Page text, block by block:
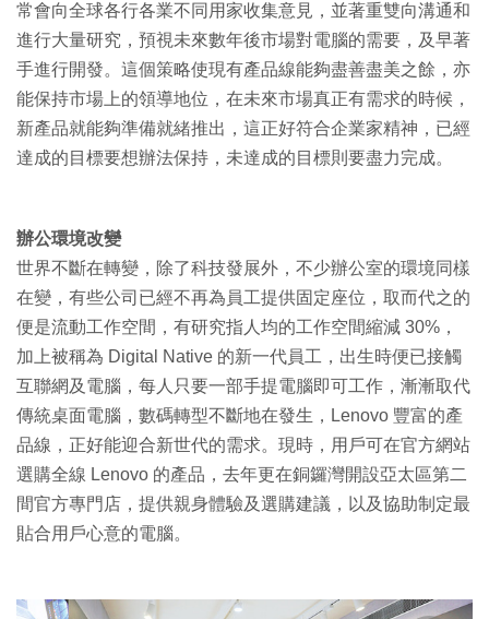
常會向全球各行各業不同用家收集意見，並著重雙向溝通和
進行大量研究，預視未來數年後市場對電腦的需要，及早著
手進行開發。這個策略使現有產品線能夠盡善盡美之餘，亦
能保持市場上的領導地位，在未來市場真正有需求的時候，
新產品就能夠準備就緒推出，這正好符合企業家精神，已經
達成的目標要想辦法保持，未達成的目標則要盡力完成。
辦公環境改變
世界不斷在轉變，除了科技發展外，不少辦公室的環境同樣
在變，有些公司已經不再為員工提供固定座位，取而代之的
便是流動工作空間，有研究指人均的工作空間縮減 30%，
加上被稱為 Digital Native 的新一代員工，出生時便已接觸
互聯網及電腦，每人只要一部手提電腦即可工作，漸漸取代
傳統桌面電腦，數碼轉型不斷地在發生，Lenovo 豐富的產
品線，正好能迎合新世代的需求。現時，用戶可在官方網站
選購全線 Lenovo 的產品，去年更在銅鑼灣開設亞太區第二
間官方專門店，提供親身體驗及選購建議，以及協助制定最
貼合用戶心意的電腦。